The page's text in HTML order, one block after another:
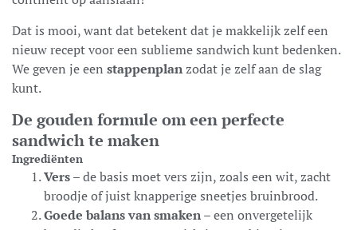
Dat is mooi, want dat betekent dat je makkelijk zelf een
nieuw recept voor een sublieme sandwich kunt bedenken.
We geven je een stappenplanzodat je zelf aan de slag
kunt.
De gouden formule om een perfecte
sandwich te maken
Ingrediënten
Vers– de basis moet vers zijn, zoals een wit, zacht
broodje of juist knapperige sneetjes bruinbrood.
Goede balans van smaken– een onvergetelijk